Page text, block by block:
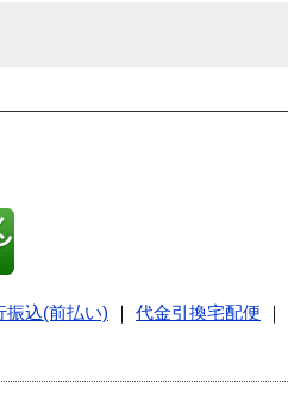
振込(前払い) 代金引換宅配便